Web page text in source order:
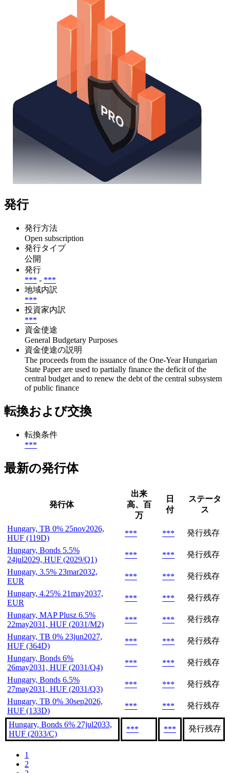
発行
発行方法
Open subscription
発行タイプ
公開
発行
*** - ***
地域内訳
***
投資家内訳
***
資金使途
General Budgetary Purposes
資金使途の説明
The proceeds from the issuance of the One-Year Hungarian
State Paper are used to partially finance the deficit of the
central budget and to renew the debt of the central subsystem
of public finance
転換および交換
転換条件
***
最新の発行体
発行体
出来
高、百
万
日
付
ステータ
ス
Hungary, TB 0% 25nov2026,
HUF (119D)
*** ***
発行残存
Hungary, Bonds 5.5%
24jul2029, HUF (2029/Q1)
*** ***
発行残存
Hungary, 3.5% 23mar2032,
EUR
*** ***
発行残存
Hungary, 4.25% 21may2037,
EUR
*** ***
発行残存
Hungary, MAP Plusz 6.5%
22may2031, HUF (2031/M2)
*** ***
発行残存
Hungary, TB 0% 23jun2027,
HUF (364D)
*** ***
発行残存
Hungary, Bonds 6%
26may2031, HUF (2031/Q4)
*** ***
発行残存
Hungary, Bonds 6.5%
27may2031, HUF (2031/Q3)
*** ***
発行残存
Hungary, TB 0% 30sep2026,
HUF (133D)
*** *** 発行残存
Hungary, Bonds 6% 27jul2033,
HUF (2033/C)
*** *** 発行残存
1
2